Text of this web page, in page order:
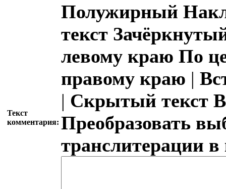
Текст
комментария:
Полужирный
текст
левому краю По
правому краю |
| Скрытый текст
Преобразовать
транслитерации